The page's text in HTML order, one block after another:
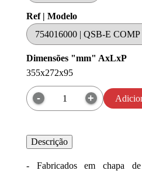
Ref | Modelo
Dimensões "mm" AxLxP
355x272x95
Descrição
- Fabricados em chapa